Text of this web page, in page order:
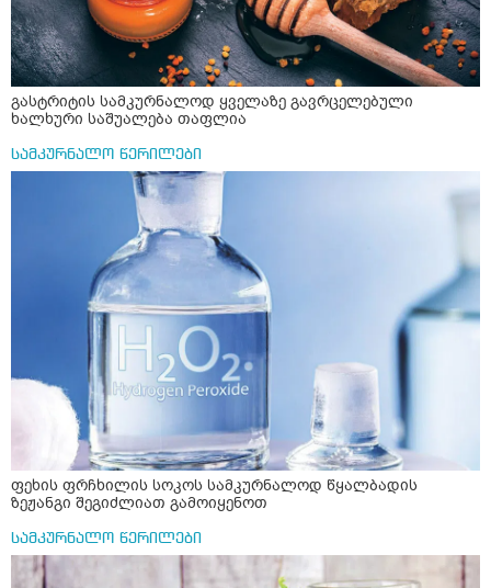
გასტრიტის სამკურნალოდ ყველაზე გავრცელებული
ხალხური საშუალება თაფლია
სამკურნალო წერილები
ფეხის ფრჩხილის სოკოს სამკურნალოდ წყალბადის
ზეჟანგი შეგიძლიათ გამოიყენოთ
სამკურნალო წერილები